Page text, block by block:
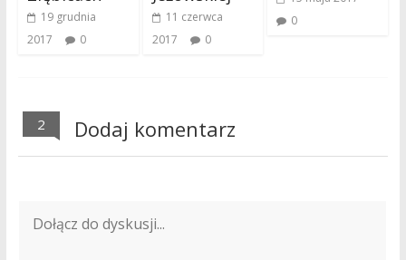
19 grudnia
2017
0
11 czerwca
2017
0
0
2 Dodaj komentarz